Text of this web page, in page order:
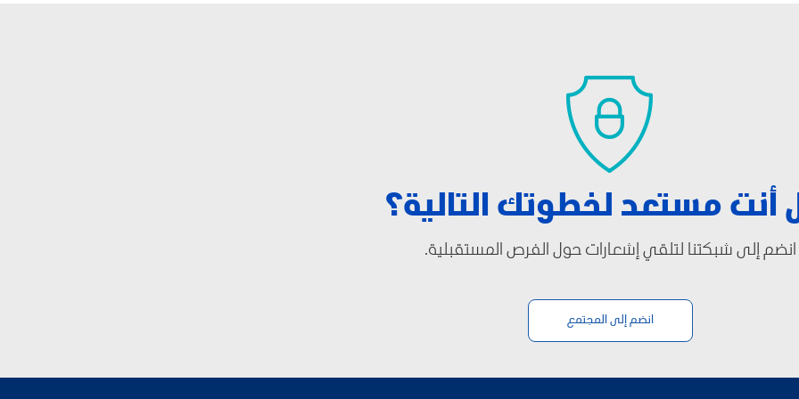
أنت مستعد لخطوتك التالية؟
انضم إلى شبكتنا لتلقي إشعارات حول الفرص المستقبلية.
انضم إلى المجتمع